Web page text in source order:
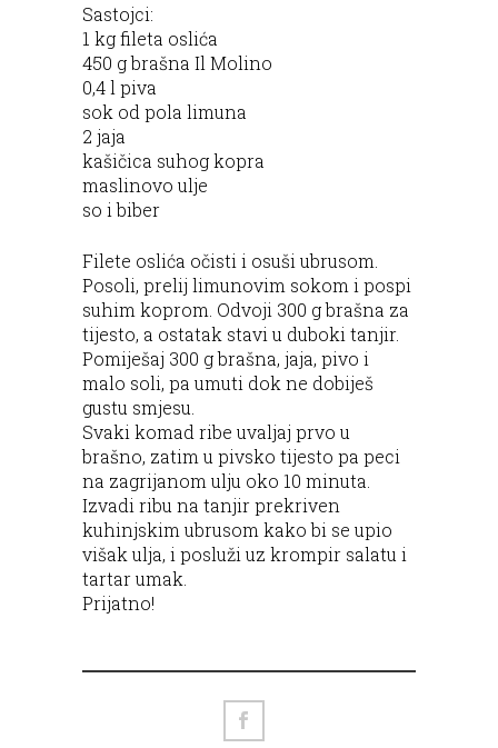
Sastojci:
1 kg fileta oslića
450 g brašna Il Molino
0,4 l piva
sok od pola limuna
2 jaja
kašičica suhog kopra
maslinovo ulje
so i biber
Filete oslića očisti i osuši ubrusom.
Posoli, prelij limunovim sokom i pospi
suhim koprom. Odvoji 300 g brašna za
tijesto, a ostatak stavi u duboki tanjir.
Pomiješaj 300 g brašna, jaja, pivo i
malo soli, pa umuti dok ne dobiješ
gustu smjesu.
Svaki komad ribe uvaljaj prvo u
brašno, zatim u pivsko tijesto pa peci
na zagrijanom ulju oko 10 minuta.
Izvadi ribu na tanjir prekriven
kuhinjskim ubrusom kako bi se upio
višak ulja, i posluži uz krompir salatu i
tartar umak.
Prijatno!